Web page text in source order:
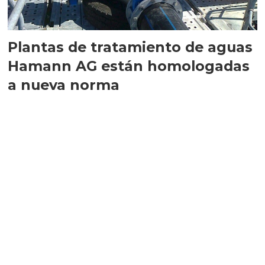
Plantas de tratamiento de aguas
Hamann AG están homologadas
a nueva norma